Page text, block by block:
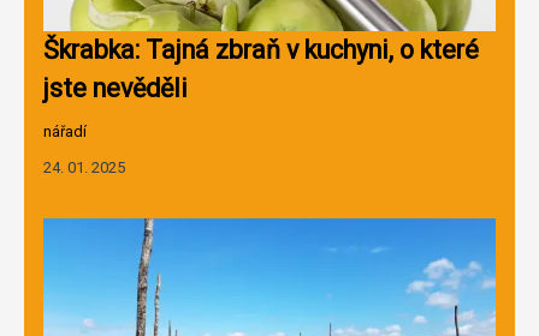
Škrabka: Tajná zbraň v kuchyni, o které
jste nevěděli
nářadí
24. 01. 2025